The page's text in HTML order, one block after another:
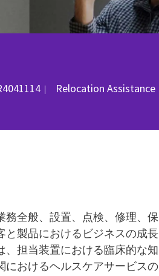
Id
Relocation Assistance
務全般、設置、点検、修理、保
と製品におけるビジネスの成長
、担当装置における臨床的な知
におけるヘルスケアサービスの